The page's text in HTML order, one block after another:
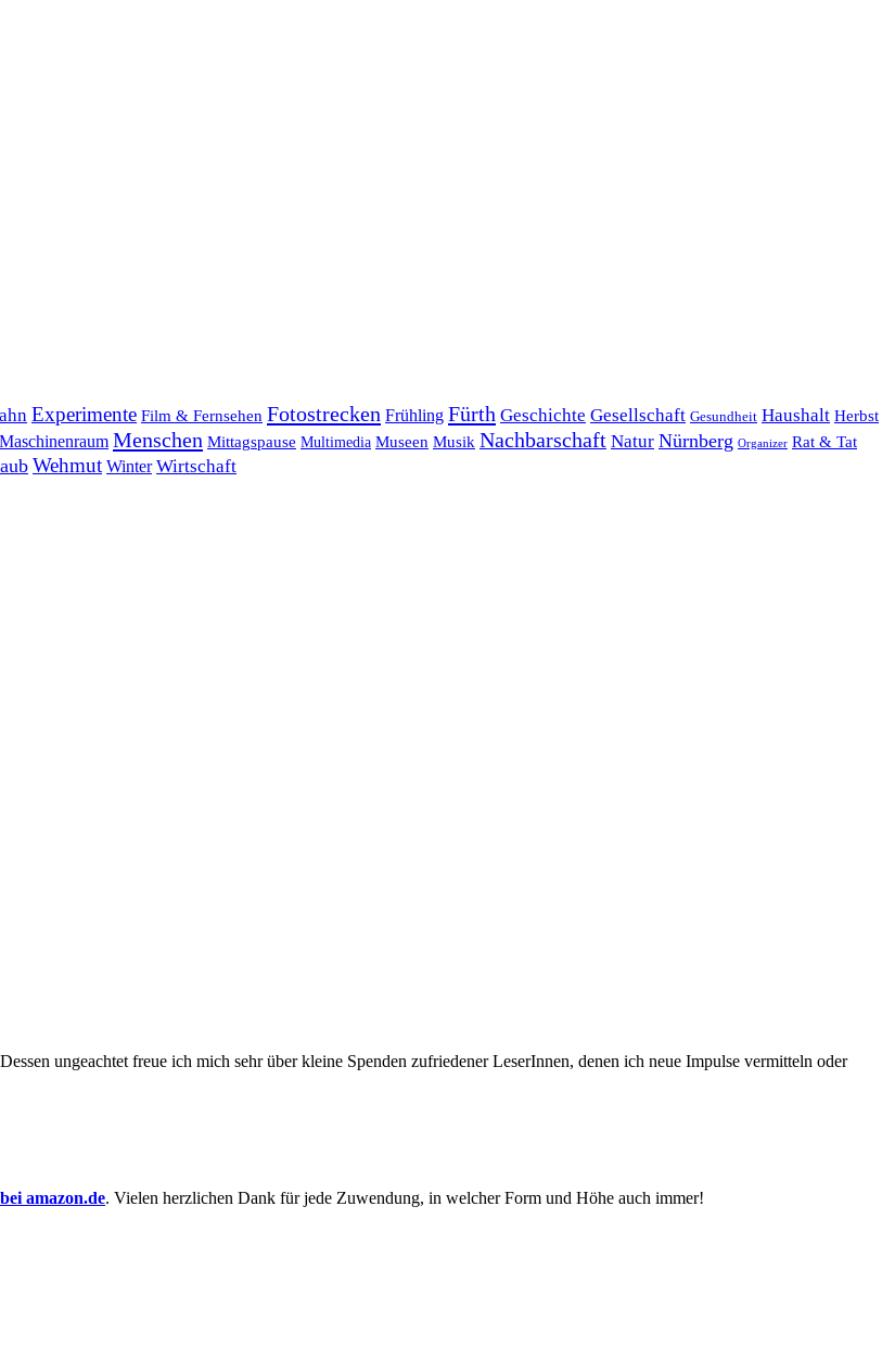
Experimente Film & Fernsehen Fotostrecken Frühling Fürth Geschichte Gesellschaft Gesundheit Haushalt Herbst
Maschinenraum Menschen Mittagspause Multimedia Museen Musik Nachbarschaft Natur Nürnberg Organizer Rat & Tat
Wehmut Winter Wirtschaft
un­ge­achtet freue ich mich sehr über kleine Spenden zufriedener Le­serInnen, denen ich neue Im­pul­se vermitteln oder
amazon.de. Vielen herzlichen Dank für jede Zuwendung, in welcher Form und Höhe auch immer!